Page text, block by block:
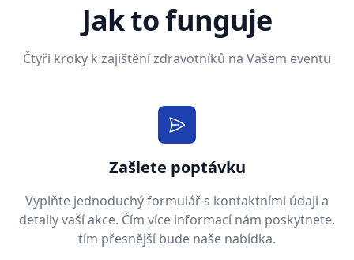
Jak to funguje
Čtyři kroky k zajištění zdravotníků na Vašem eventu
Zašlete poptávku
Vyplňte jednoduchý formulář s kontaktními údaji a
detaily vaší akce. Čím více informací nám poskytnete,
tím přesnější bude naše nabídka.